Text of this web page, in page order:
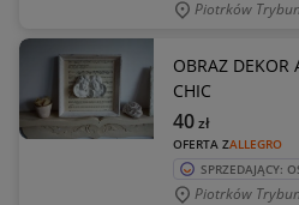
Piotrków
OBRAZ DEKOR
CHIC
OFERTA ZALLEGRO
40zł
SPRZEDAJĄCY:
Piotrków